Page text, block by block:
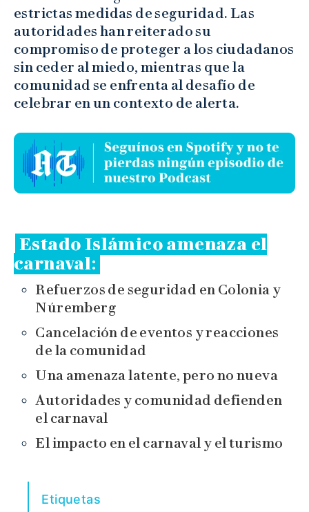
estrictas medidas de seguridad. Las
autoridades han reiterado su
compromiso de proteger a los ciudadanos
sin ceder al miedo, mientras que la
comunidad se enfrenta al desafío de
celebrar en un contexto de alerta.
Estado Islámico amenaza el
carnaval:
Refuerzos de seguridad en Colonia y
Núremberg
Cancelación de eventos y reacciones
de la comunidad
Una amenaza latente, pero no nueva
Autoridades y comunidad defienden
el carnaval
El impacto en el carnaval y el turismo
Etiquetas